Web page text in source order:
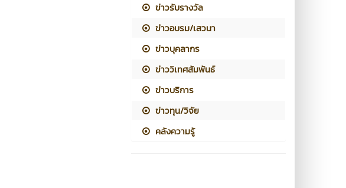
ข่าวรับรางวัล
ข่าวอบรม/เสวนา
ข่าวบุคลากร
ข่าววิเทศสัมพันธ์
ข่าวบริการ
ข่าวทุน/วิจัย
คลังความรู้